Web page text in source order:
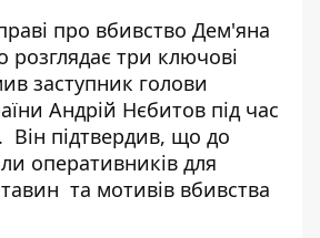
про вбивство Дем'яна
розглядає три ключові
заступник голови
Андрій Нєбитов під час
Він підтвердив, що до
оперативників для
та мотивів вбивства